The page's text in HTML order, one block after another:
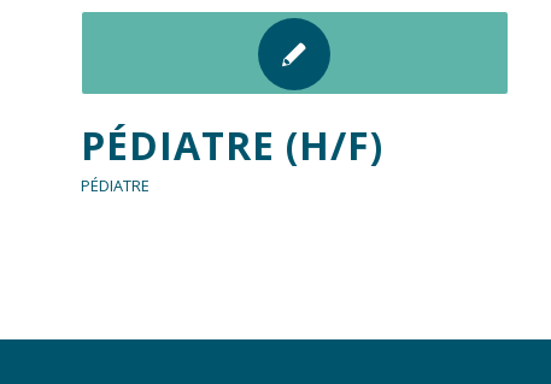
PÉDIATRE (H/F)
PÉDIATRE